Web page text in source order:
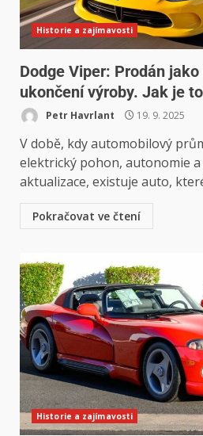
Historie a zajímavosti
Dodge Viper: Prodán
ukončení výroby. Jak je
Petr Havrlant 19. 9. 2025
V době, kdy automobilový
elektrický pohon, autonomie
aktualizace, existuje auto,
Pokračovat ve čtení
Historie a zajímavosti